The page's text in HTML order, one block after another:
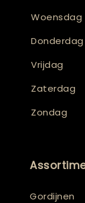
Woensdag
Donderdag
Vrijdag
Zaterdag
Zondag
Gordijnen